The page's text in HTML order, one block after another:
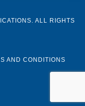
ALL RIGHTS
AND CONDITIONS